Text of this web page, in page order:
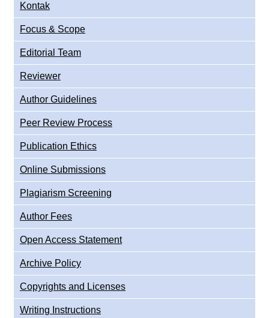
Kontak
Focus & Scope
Editorial Team
Reviewer
Author Guidelines
Peer Review Process
Publication Ethics
Online Submissions
Plagiarism Screening
Author Fees
Open Access Statement
Archive Policy
Copyrights and Licenses
Writing Instructions